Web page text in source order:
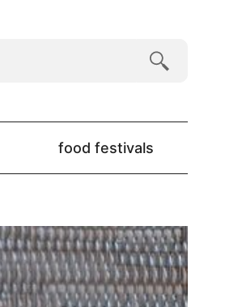
food festivals